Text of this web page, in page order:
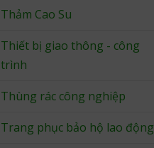
Thảm Cao Su
Thiết bị giao thông - công
trình
Thùng rác công nghiệp
Trang phục bảo hộ lao động